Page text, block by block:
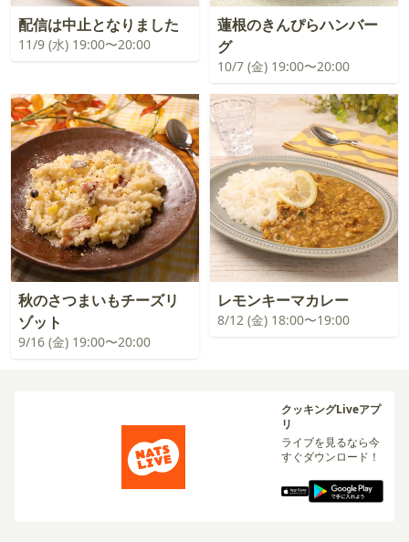
配信は中止となりました
11/9 (水) 19:00〜20:00
蓮根のきんぴらハンバー
グ
10/7 (金) 19:00〜20:00
秋のさつまいもチーズリ
ゾット
9/16 (金) 19:00〜20:00
レモンキーマカレー
8/12 (金) 18:00〜19:00
クッキングLiveアプ
リ
ライブを見るなら今
すぐダウンロード！